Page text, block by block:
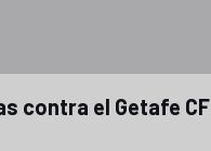
contra el Getafe CF